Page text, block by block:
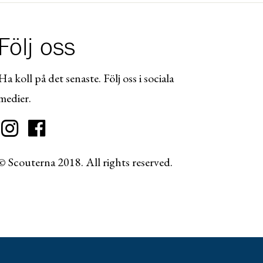
Följ oss
koll på det senaste. Följ oss i sociala
Scouterna 2018. All rights reserved.